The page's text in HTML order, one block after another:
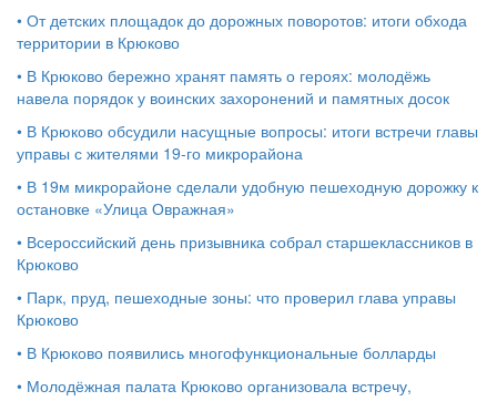
• От детских площадок до дорожных поворотов: итоги обхода
территории в Крюково
• В Крюково бережно хранят память о героях: молодёжь
навела порядок у воинских захоронений и памятных досок
• В Крюково обсудили насущные вопросы: итоги встречи главы
управы с жителями 19‑го микрорайона
• В 19м микрорайоне сделали удобную пешеходную дорожку к
остановке «Улица Овражная»
• Всероссийский день призывника собрал старшеклассников в
Крюково
• Парк, пруд, пешеходные зоны: что проверил глава управы
Крюково
• В Крюково появились многофункциональные болларды
• Молодёжная палата Крюково организовала встречу,